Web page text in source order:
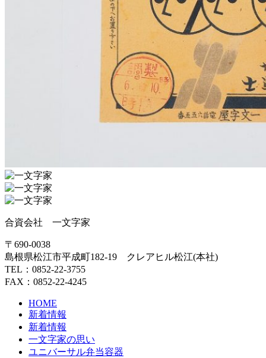
合資会社 一文字家
〒690-0038
島根県松江市平成町182-19 クレアヒル松江(本社)
TEL：0852-22-3755
FAX：0852-22-4245
HOME
新着情報
新着情報
一文字家の思い
ユニバーサル弁当容器